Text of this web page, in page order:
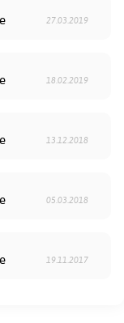
27.03.2019
18.02.2019
13.12.2018
05.03.2018
19.11.2017